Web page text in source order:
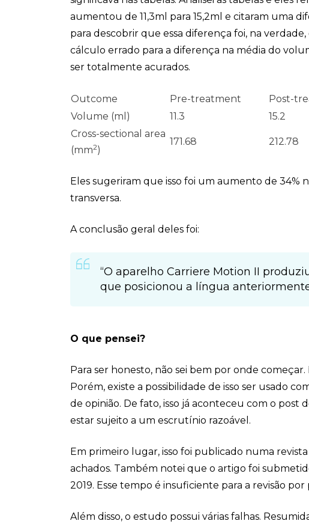
aumentou de 11,3ml para 15,2ml e citaram uma
para descobrir que essa diferença foi, na
cálculo errado para a diferença na média do
ser totalmente acurados.
Outcome Pre-treatment Post-
Volume (ml)
11.3 15.2
Cross-sectional area
(mm2)
171.68 212.78
Eles sugeriram que isso foi um aumento de 34%
transversa.
A conclusão geral deles foi:
“O aparelho Carriere Motion II
que posicionou a língua
O que pensei?
Para ser honesto, não sei bem por onde
Porém, existe a possibilidade de isso ser usado
de opinião. De fato, isso já aconteceu com o post
estar sujeito a um escrutínio razoável.
Em primeiro lugar, isso foi publicado numa
achados. Também notei que o artigo foi
2019. Esse tempo é insuficiente para a revisão por
Além disso, o estudo possui várias falhas.